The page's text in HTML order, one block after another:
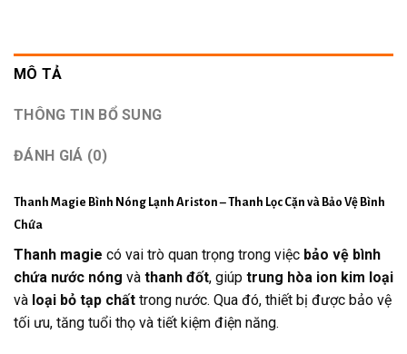
MÔ TẢ
THÔNG TIN BỔ SUNG
ĐÁNH GIÁ (0)
Thanh Magie Bình Nóng Lạnh Ariston– Thanh Lọc Cặn và Bảo Vệ Bình
Chứa
Thanh magie có vai trò quan trọng trong việc bảo vệ bình
chứa nước nóng và thanh đốt, giúp trung hòa ion kim loại
và loại bỏ tạp chất trong nước. Qua đó, thiết bị được bảo vệ
tối ưu, tăng tuổi thọ và tiết kiệm điện năng.